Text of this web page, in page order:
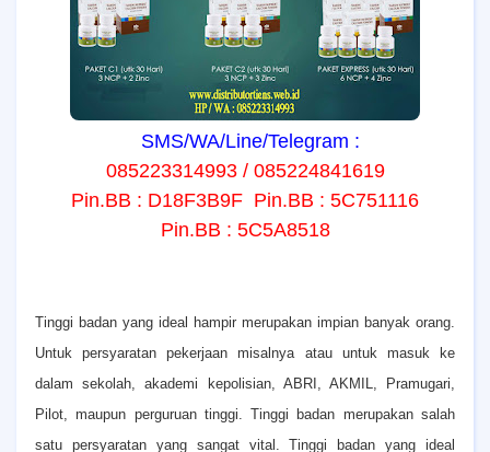
SMS/WA/Line/Telegram :
085223314993 / 085224841619
Pin.BB : D18F3B9F Pin.BB : 5C751116
Pin.BB : 5C5A8518
Tinggi badan yang ideal hampir merupakan impian banyak orang.
Untuk persyaratan pekerjaan misalnya atau untuk masuk ke
dalam sekolah, akademi kepolisian, ABRI, AKMIL, Pramugari,
Pilot, maupun perguruan tinggi. Tinggi badan merupakan salah
satu persyaratan yang sangat vital. Tinggi badan yang ideal